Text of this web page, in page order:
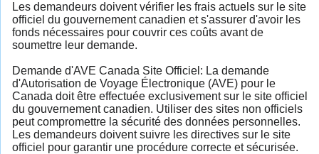
Les demandeurs doivent vérifier les frais actuels sur le site
officiel du gouvernement canadien et s'assurer d'avoir les
fonds nécessaires pour couvrir ces coûts avant de
soumettre leur demande.
Demande d'AVE Canada Site Officiel: La demande
d'Autorisation de Voyage Électronique (AVE) pour le
Canada doit être effectuée exclusivement sur le site officiel
du gouvernement canadien. Utiliser des sites non officiels
peut compromettre la sécurité des données personnelles.
Les demandeurs doivent suivre les directives sur le site
officiel pour garantir une procédure correcte et sécurisée.